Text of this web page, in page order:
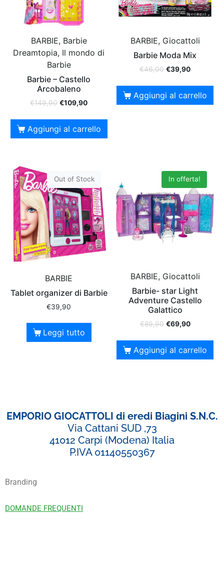
BARBIE, Barbie
Dreamtopia, Il mondo di
Barbie
Barbie – Castello
Arcobaleno
€149,90 €109,90
Aggiungi al carrello
BARBIE, Giocattoli
Barbie Moda Mix
€46,00 €39,90
Aggiungi al carrello
Out of Stock
BARBIE
Tablet organizer di Barbie
€39,90
Leggi tutto
In offerta!
BARBIE, Giocattoli
Barbie- star Light
Adventure Castello
Galattico
€89,90 €69,90
Aggiungi al carrello
EMPORIO GIOCATTOLI di eredi Biagini S.N.C.
Via Cattani SUD ,73
41012 Carpi (Modena) Italia
P.IVA 01140550367
Branding
DOMANDE FREQUENTI